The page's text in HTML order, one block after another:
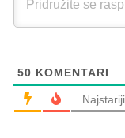
50 KOMENTARI
Najstariji